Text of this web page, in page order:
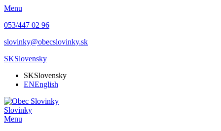
Menu
053/447 02 96
slovinky@obecslovinky.sk
SKSlovensky
SKSlovensky
ENEnglish
Slovinky
Menu